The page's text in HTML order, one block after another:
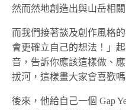
然而然地創造出與山岳相關
而我們接著談及創作風格
會更確立自己的想法！」
音，告訴你應該這樣做、
拔河，這樣畫大家會喜歡
後來，他給自己一個 Gap